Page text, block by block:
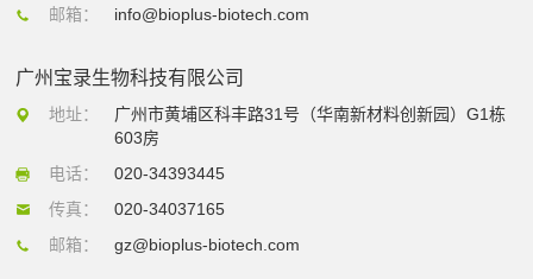
邮箱：
info@bioplus-biotech.com
广州宝录生物科技有限公司
地址：
广州市黄埔区科丰路31号（华南新材料创新园）G1栋
603房
电话：
020-34393445
传真：
020-34037165
邮箱：
gz@bioplus-biotech.com